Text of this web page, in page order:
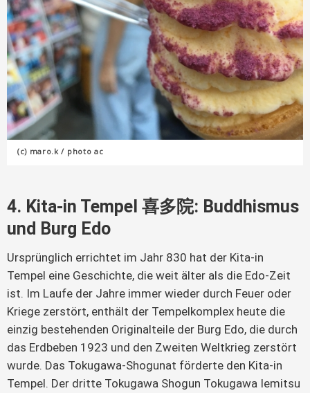
(c) maro.k / photo ac
4. Kita-in Tempel 喜多院: Buddhismus
und Burg Edo
Ursprünglich errichtet im Jahr 830 hat der Kita-in
Tempel eine Geschichte, die weit älter als die Edo-Zeit
ist. Im Laufe der Jahre immer wieder durch Feuer oder
Kriege zerstört, enthält der Tempelkomplex heute die
einzig bestehenden Originalteile der Burg Edo, die durch
das Erdbeben 1923 und den Zweiten Weltkrieg zerstört
wurde. Das Tokugawa-Shogunat förderte den Kita-in
Tempel. Der dritte Tokugawa Shogun Tokugawa Iemitsu